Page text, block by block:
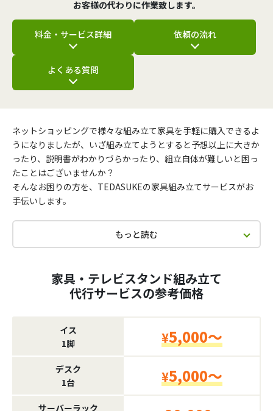
お客様の代わりに作業致します。
料金・サービス詳細 依頼の流れ
よくある質問
ネットショッピングで様々な組み立て家具を手軽に購入できるよ
うになりましたが、いざ組み立てようとすると予想以上に大きか
ったり、説明書がわかりづらかったり、組立自体が難しいと困っ
たことはございませんか？
そんなお困りの方を、TEDASUKEの家具組み立てサービスがお
手伝いします。
もっと読む
家具・テレビスタンド組み立て
代行サービスの参考価格
イス
1脚
¥5,000～
デスク
1台
¥5,000～
サーバーラック